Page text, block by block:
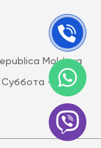
Moldova
- с 9:00